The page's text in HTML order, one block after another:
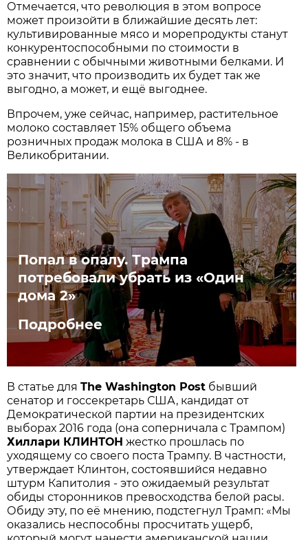
Отмечается, что революция в этом вопросе
может произойти в ближайшие десять лет:
культивированные мясо и морепродукты станут
конкурентоспособными по стоимости в
сравнении с обычными животными белками. И
это значит, что производить их будет так же
выгодно, а может, и ещё выгоднее.
Впрочем, уже сейчас, например, растительное
молоко составляет 15% общего объема
розничных продаж молока в США и 8% - в
Великобритании.
Попал в опалу. Трампа
потребовали убрать из «Один
дома 2»
Подробнее
В статье дляThe Washington Post бывший
сенатор и госсекретарь США, кандидат от
Демократической партии на президентских
выборах 2016 года (она соперничала с Трампом)
Хиллари КЛИНТОН жестко прошлась по
уходящему со своего поста Трампу. В частности,
утверждает Клинтон, состоявшийся недавно
штурм Капитолия - это ожидаемый результат
обиды сторонников превосходства белой расы.
Обиду эту, по её мнению, подстегнул Трамп: «Мы
оказались неспособны просчитать ущерб,